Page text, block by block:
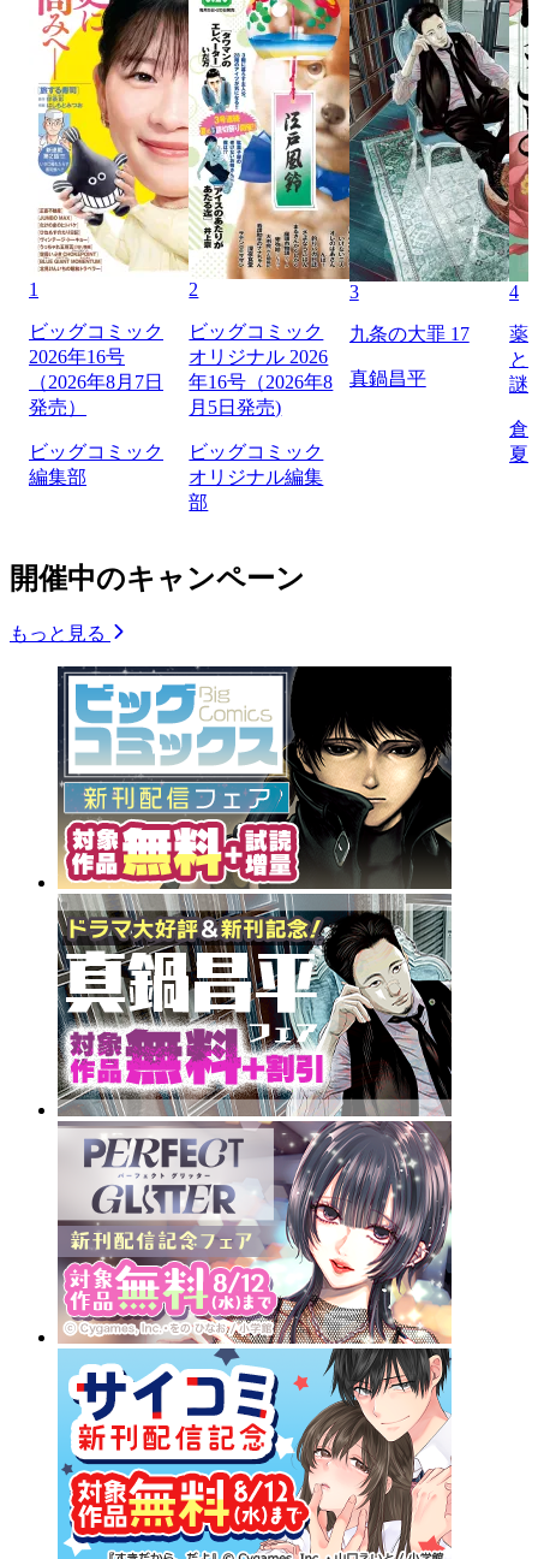
1
ビッグコミック
2026年16号
（2026年8月7日
発売）
ビッグコミック
編集部
2
ビッグコミック
オリジナル 2026
年16号（2026年8
月5日発売)
ビッグコミック
オリジナル編集
部
3
九条の大罪 17
真鍋昌平
4
薬
と
謎
倉
夏
開催中のキャンペーン
もっと見る